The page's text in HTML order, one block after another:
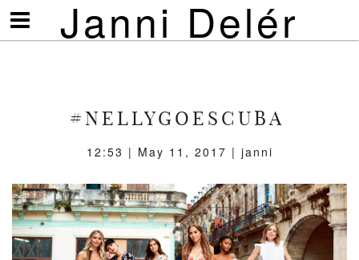
Janni Delér
Visa/göm
meny
#NELLYGOESCUBA
12:53 | May 11, 2017 | janni